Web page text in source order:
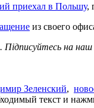
приехал в Польшу,
из своего
Підписуйтесь на наш
Зеленский,
текст и